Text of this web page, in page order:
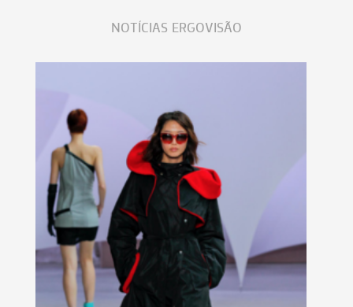
NOTÍCIAS ERGOVISÃO